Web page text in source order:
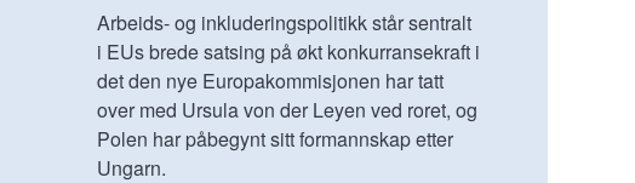
Arbeids- og inkluderingspolitikk står sentralt
i EUs brede satsing på økt konkurransekraft i
det den nye Europakommisjonen har tatt
over med Ursula von der Leyen ved roret, og
Polen har påbegynt sitt formannskap etter
Ungarn.